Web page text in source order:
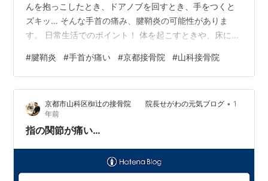
んを抱っこしたとき、ドアノブを回すとき、手をつくと
ズキッ… そんな手首の痛み、腱鞘炎の可能性がありま
す。 日常生活でのポイント！ 体を起こすときや、床に手
しょう！ 実は、手首を反らした状態でつくのが良くない
のです。 これだけでも、手首への負担がグッと減って楽
になります。 つらい痛みを悪化させないためにも、ちょ
っとした工夫が大切です。 ご自身ではどうしていいかわ
からない方、お気軽にご連絡くださいね。 腱鞘炎（バネ
指）の詳細はこちら↓ h…
#腱鞘炎 #手首が痛い #京都接骨院 #山科接骨院
京都市山科区椥辻の接骨院 院長せがわの元気ブログ • 1
年前
指の関節が痛い…